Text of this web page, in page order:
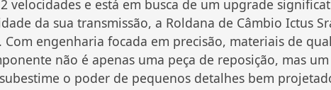
velocidades e está em busca de um upgrade
da sua transmissão, a Roldana de Câmbio Ictus
Com engenharia focada em precisão, materiais de
não é apenas uma peça de reposição, mas
o poder de pequenos detalhes bem